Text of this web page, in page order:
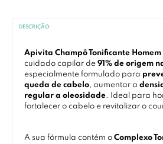
DESCRIÇÃO
Apivita Champô Tonificante Homem
cuidado capilar de 91% de origem
especialmente formulado para
queda de cabelo, aumentar a
regular a oleosidade. Ideal para
fortalecer o cabelo e revitalizar o
A sua fórmula contém o Complexo